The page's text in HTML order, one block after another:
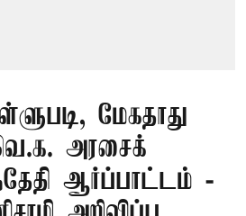
மேகதாது
அரசைக்
ஆர்ப்பாட்டம் -